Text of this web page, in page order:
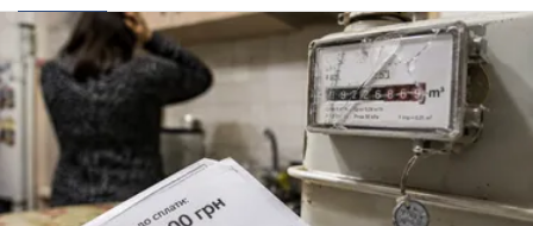
Женщине начислили 729 тыс. грн долга за газ
из-за показаний неисправного счетчика: судья
вынес неожиданное решение
Нужно ли платить долг из-за доначисления
3 часа назад 4,1 т.